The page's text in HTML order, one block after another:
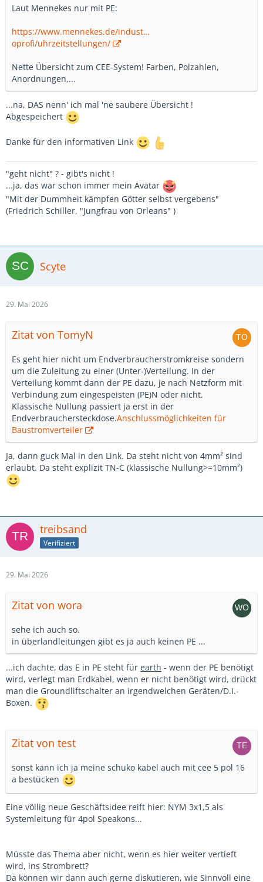
Laut Mennekes nur mit PE:
https://www.mennekes.de/indust…
oprofi/uhrzeitstellungen/
Nette Übersicht zum CEE-System! Farben, Polzahlen,
Anordnungen,...
...na, DAS nenn' ich mal 'ne saubere Übersicht !
Abgespeichert
Danke für den informativen Link
"geht nicht" ? - gibt's nicht !
...ja, das war schon immer mein Avatar
"Mit der Dummheit kämpfen Götter selbst vergebens"
(Friedrich Schiller, "Jungfrau von Orleans" )
Scyte
29. Mai 2026
Zitat von TomyN
Es geht hier nicht um Endverbraucherstromkreise sondern
um die Zuleitung zu einer (Unter-)Verteilung. In der
Verteilung kommt dann der PE dazu, je nach Netzform mit
Verbindung zum eingespeisten (PE)N oder nicht.
Klassische Nullung passiert ja erst in der
Endverbrauchersteckdose.Anschlussmöglichkeiten für
Baustromverteiler
Ja, dann guck Mal in den Link. Da steht nicht von 4mm² sind
erlaubt. Da steht explizit TN-C (klassische Nullung>=10mm²)
treibsand
Verifiziert
29. Mai 2026
Zitat von wora
sehe ich auch so.
in überlandleitungen gibt es ja auch keinen PE ...
...ich dachte, das E in PE steht für earth - wenn der PE benötigt
wird, verlegt man Erdkabel, wenn er nicht benötigt wird, drückt
man die Groundliftschalter an irgendwelchen Geräten/D.I.-
Boxen.
Zitat von test
sonst kann ich ja meine schuko kabel auch mit cee 5 pol 16
a bestücken
Eine völlig neue Geschäftsidee reift hier: NYM 3x1,5 als
Systemleitung für 4pol Speakons...
Müsste das Thema aber nicht, wenn es hier weiter vertieft
wird, ins Strombrett?
Da können wir dann auch gerne diskutieren, wie Sinnvoll eine